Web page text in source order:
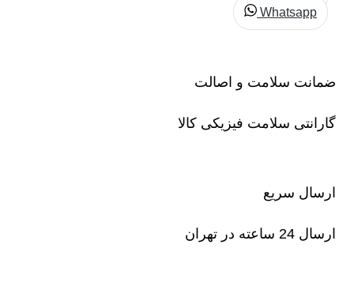
Whatsapp
ضمانت سلامت و اصالت
گارانتی سلامت فیزیکی کالا
ارسال سریع
ارسال 24 ساعته در تهران